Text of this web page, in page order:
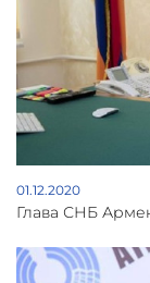
01.12.2020
Глава СНБ